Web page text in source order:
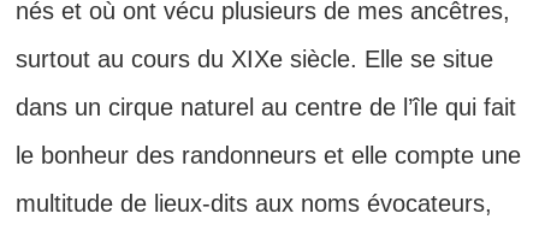
nés et où ont vécu plusieurs de mes ancêtres,
surtout au cours du XIXe siècle. Elle se situe
dans un cirque naturel au centre de l’île qui fait
le bonheur des randonneurs et elle compte une
multitude de lieux-dits aux noms évocateurs,